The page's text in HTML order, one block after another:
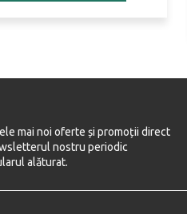
mai noi oferte și promoții direct
nostru periodic
alăturat.